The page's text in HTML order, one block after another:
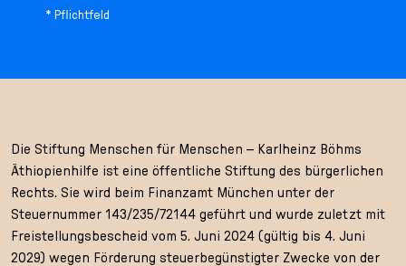
* Pflichtfeld
Die Stiftung Menschen für Menschen – Karlheinz Böhms
Äthiopienhilfe ist eine öffentliche Stiftung des bürgerlichen
Rechts. Sie wird beim Finanzamt München unter der
Steuernummer 143/235/72144 geführt und wurde zuletzt mit
Freistellungsbescheid vom 5. Juni 2024 (gültig bis 4. Juni
2029) wegen Förderung steuerbegünstigter Zwecke von der